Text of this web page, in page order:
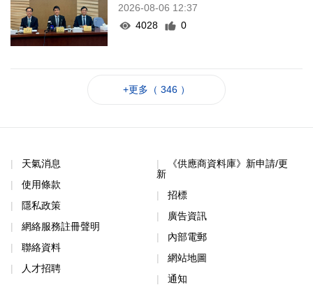
2026-08-06 12:37
4028
0
+更多（ 346 ）
天氣消息
使用條款
隱私政策
網絡服務註冊聲明
聯絡資料
人才招聘
《供應商資料庫》新申請/更
新
招標
廣告資訊
內部電郵
網站地圖
通知